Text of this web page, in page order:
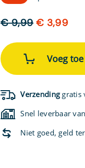
€9,99
€ 9,99.
€ 3,99
€
Jobe
SUP
board
drukmeter
Voeg
Verzendinggratis
Snel leverbaar
Niet goed, geld